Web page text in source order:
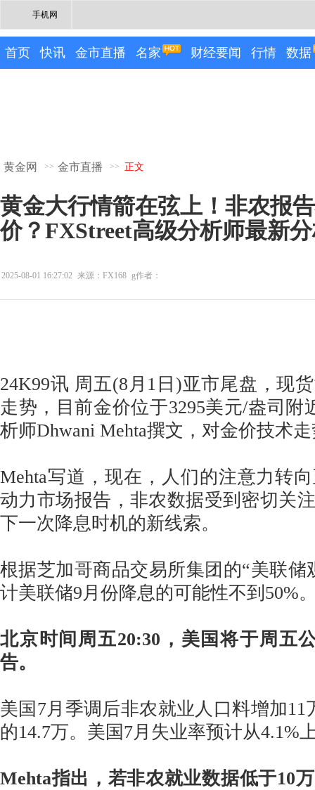
手机网
首页 快讯 金市直播 名家 财经要闻 行情 数据
黄金网 >> 金市直播 >> 正文
黄金大行情箭在弦上！非农报
价？FXStreet高级分析师最新
2025-08-01 16:27:02 来源：FX168 g作者：
24K99讯 周五(8月1日)亚市尾盘，现
走势，目前金价位于3295美元/盎司附
析师Dhwani Mehta撰文，对金价技术
Mehta写道，现在，人们的注意力转
动力市场报告，非农数据受到密切关
下一次降息时机的新线索。
根据芝加哥商品交易所集团的“美联储
计美联储9月份降息的可能性不到50%
北京时间周五20:30，美国将于周五
告。
美国7月季调后非农就业人口料增加11
的14.7万。美国7月失业率预计从4.1%
Mehta指出，若非农就业数据低于10